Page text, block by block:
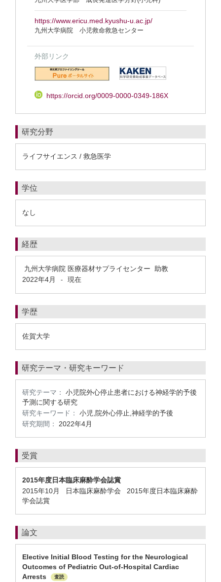
https://www.ericu.med.kyushu-u.ac.jp/
九州大学病院 小児救命救急センター
外部リンク
https://orcid.org/0009-0000-0349-186X
研究分野
ライフサイエンス / 救急医学
学位
なし
経歴
九州大学病院 医療器材サプライセンター 助教
2022年4月
- 現在
学歴
佐賀大学
研究テーマ・研究キーワード
研究テーマ：
小児院外心停止患者における神経学的予後
予測に関する研究
研究キーワード：
小児,院外心停止,神経学的予後
研究期間：
2022年4月
受賞
2015年度日本臨床麻酔学会誌賞
2015年10月 日本臨床麻酔学会 2015年度日本臨床麻酔
学会誌賞
論文
Elective Initial Blood Testing for the Neurological
Outcomes of Pediatric Out-of-Hospital Cardiac
Arrests
査読